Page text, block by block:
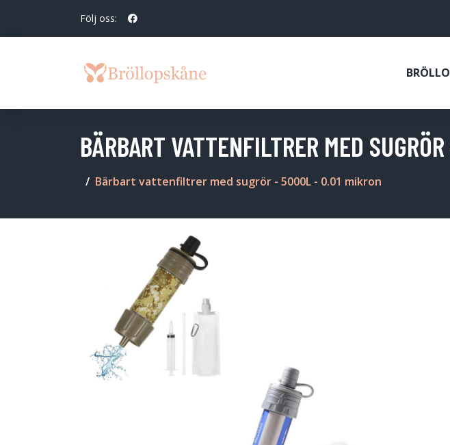
Följ oss:
BÄRBART VATTENFILTRER MED
Bärbart vattenfiltrer med sugrör - 5000L - 0.01 mikron